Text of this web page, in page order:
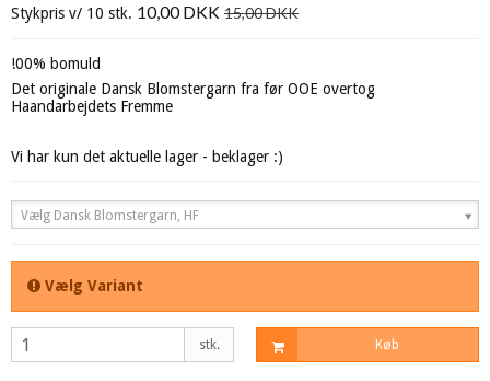
Stykpris v/ 10 stk. 10,00 DKK 15,00 DKK
!00% bomuld
Det originale Dansk Blomstergarn fra før OOE overtog
Haandarbejdets Fremme
Vi har kun det aktuelle lager - beklager :)
Vælg Dansk Blomstergarn, HF
Vælg Variant
stk. Køb